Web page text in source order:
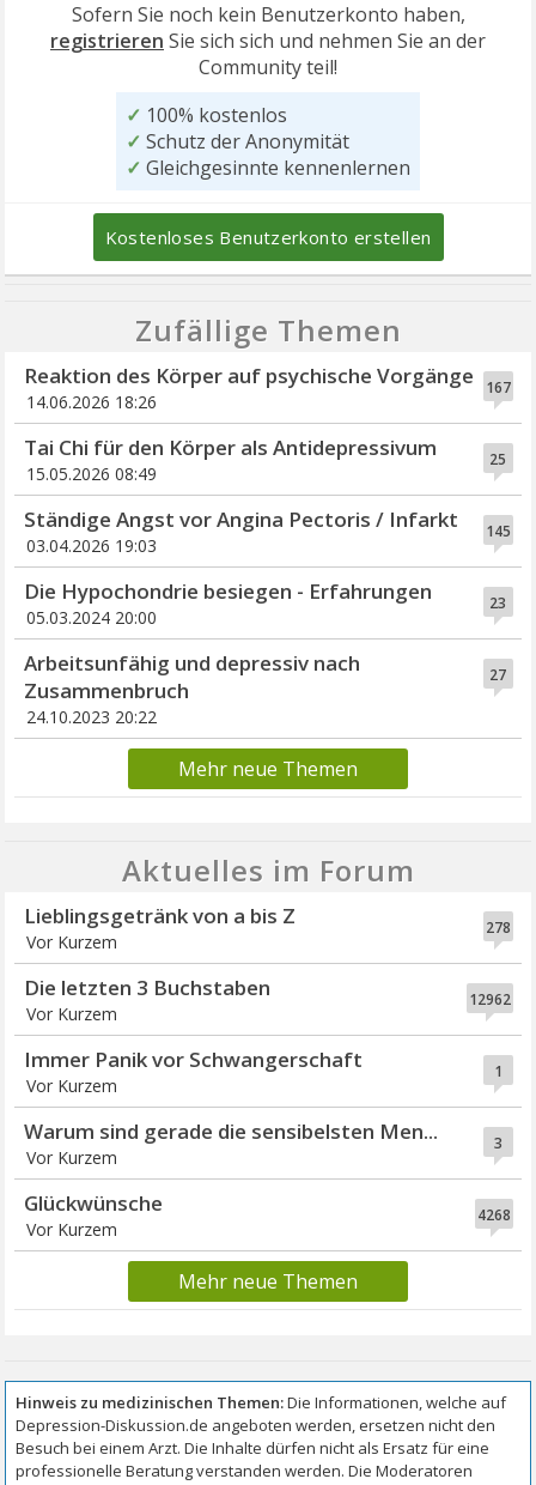
Sofern Sie noch kein Benutzerkonto haben,
registrieren Sie sich sich und nehmen Sie an der
Community teil!
✓ 100% kostenlos
✓ Schutz der Anonymität
✓ Gleichgesinnte kennenlernen
Kostenloses Benutzerkonto erstellen
Zufällige Themen
167
Reaktion des Körper auf psychische Vorgänge
14.06.2026 18:26
25
Tai Chi für den Körper als Antidepressivum
15.05.2026 08:49
145
Ständige Angst vor Angina Pectoris / Infarkt
03.04.2026 19:03
23
Die Hypochondrie besiegen - Erfahrungen
05.03.2024 20:00
27
Arbeitsunfähig und depressiv nach
Zusammenbruch
24.10.2023 20:22
Mehr neue Themen
Aktuelles im Forum
278
Lieblingsgetränk von a bis Z
Vor Kurzem
12962
Die letzten 3 Buchstaben
Vor Kurzem
1
Immer Panik vor Schwangerschaft
Vor Kurzem
3
Warum sind gerade die sensibelsten Men...
Vor Kurzem
4268
Glückwünsche
Vor Kurzem
Mehr neue Themen